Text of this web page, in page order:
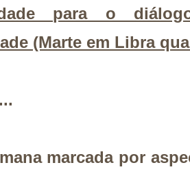
para o
(Marte em Libra
marcada por